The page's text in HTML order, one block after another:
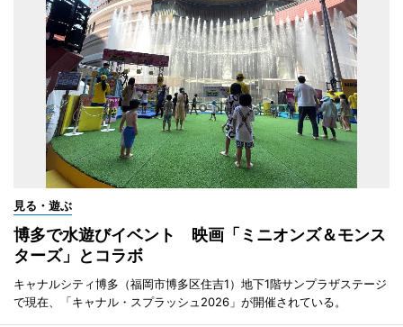
見る・遊ぶ
博多で水遊びイベント 映画「ミニオンズ＆モンス
ターズ」とコラボ
キャナルシティ博多（福岡市博多区住吉1）地下1階サンプラザステージ
で現在、「キャナル・スプラッシュ2026」が開催されている。